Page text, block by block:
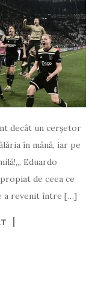
decât un cerşetor
în mână, iar pe
Eduardo
de ceea ce
a revenit între […]